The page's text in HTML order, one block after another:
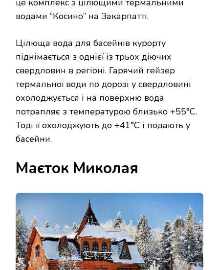
це комплекс з цілющими термальними
водами “Косино” на Закарпатті.
Цілюща вода для басейнів курорту
піднімається з однієї із трьох діючих
свердловин в регіоні. Гарячий гейзер
термальної води по дорозі у свердловині
охолоджується і на поверхню вода
потрапляє з температурою близько +55°C.
Тоді її охолоджують до +41°C і подають у
басейни.
Маєток Миколая